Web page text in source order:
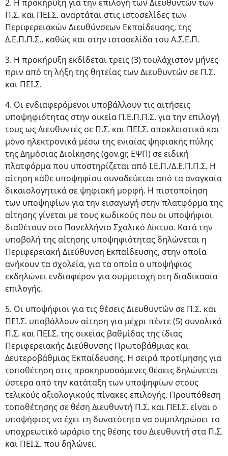
2. Η προκήρυξη για την επιλογή των Διευθυντών των
Π.Σ. και ΠΕΙ.Σ. αναρτάται στις ιστοσελίδες των
Περιφερειακών Διευθύνσεων Εκπαίδευσης, της
Δ.Ε.Π.Π.Σ., καθώς και στην ιστοσελίδα του Α.Σ.Ε.Π.
3. Η προκήρυξη εκδίδεται τρεις (3) τουλάχιστον μήνες
πριν από τη λήξη της θητείας των Διευθυντών σε Π.Σ.
και ΠΕΙ.Σ.
4. Οι ενδιαφερόμενοι υποβάλλουν τις αιτήσεις
υποψηφιότητας στην οικεία Π.Ε.Π.Π.Σ. για την επιλογή
τους ως Διευθυντές σε Π.Σ. και ΠΕΙ.Σ. αποκλειστικά και
μόνο ηλεκτρονικά μέσω της ενιαίας ψηφιακής πύλης
της Δημόσιας Διοίκησης (gov.gr, ΕΨΠ) σε ειδική
πλατφόρμα που υποστηρίζεται από Ι.Ε.Π./Δ.Ε.Π.Π.Σ. Η
αίτηση κάθε υποψηφίου συνοδεύεται από τα αναγκαία
δικαιολογητικά σε ψηφιακή μορφή. Η πιστοποίηση
των υποψηφίων για την εισαγωγή στην πλατφόρμα της
αίτησης γίνεται με τους κωδικούς που οι υποψήφιοι
διαθέτουν στο Πανελλήνιο Σχολικό Δίκτυο. Κατά την
υποβολή της αίτησης υποψηφιότητας δηλώνεται η
Περιφερειακή Διεύθυνση Εκπαίδευσης, στην οποία
ανήκουν τα σχολεία, για τα οποία ο υποψήφιος
εκδηλώνει ενδιαφέρον για συμμετοχή στη διαδικασία
επιλογής.
5. Οι υποψήφιοι για τις θέσεις Διευθυντών σε Π.Σ. και
ΠΕΙ.Σ. υποβάλλουν αίτηση για μέχρι πέντε (5) συνολικά
Π.Σ. και ΠΕΙ.Σ. της οικείας βαθμίδας της ίδιας
Περιφερειακής Διεύθυνσης Πρωτοβάθμιας και
Δευτεροβάθμιας Εκπαίδευσης. Η σειρά προτίμησης για
τοποθέτηση στις προκηρυσσόμενες θέσεις δηλώνεται
ύστερα από την κατάταξη των υποψηφίων στους
τελικούς αξιολογικούς πίνακες επιλογής. Προϋπόθεση
τοποθέτησης σε θέση Διευθυντή Π.Σ. και ΠΕΙ.Σ. είναι ο
υποψήφιος να έχει τη δυνατότητα να συμπληρώσει το
υποχρεωτικό ωράριο της θέσης του Διευθυντή στα Π.Σ.
και ΠΕΙ.Σ. που δηλώνει.